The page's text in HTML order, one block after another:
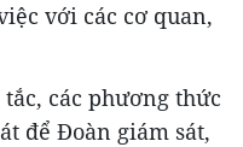
với các cơ quan,
các phương thức
để Đoàn giám sát,